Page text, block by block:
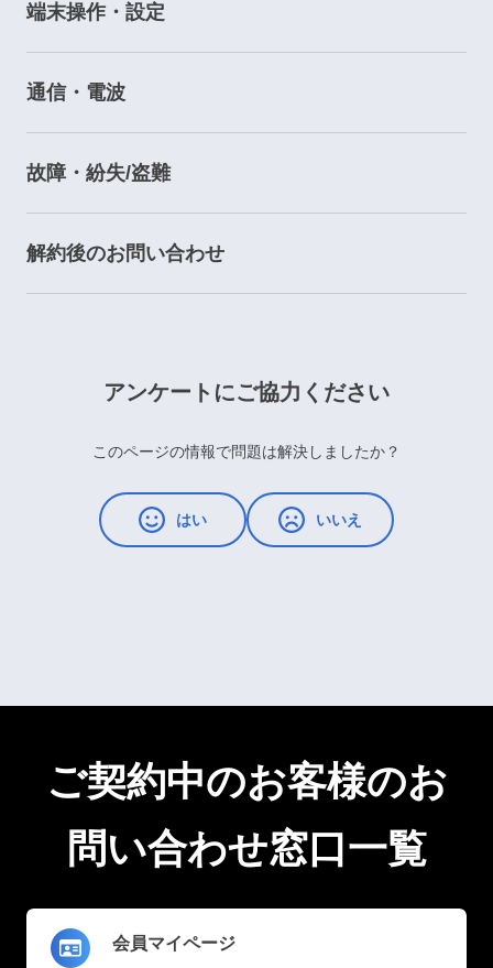
端末操作・設定
通信・電波
故障・紛失/盗難
解約後のお問い合わせ
アンケートにご協力ください
このページの情報で問題は解決しましたか？
はい いいえ
ご契約中のお客様のお
問い合わせ窓口一覧
会員マイページ